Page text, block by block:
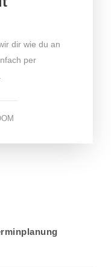
dir wie du an
per